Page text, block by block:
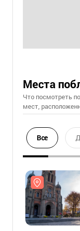
Места
Что посмотреть
мест,
Все